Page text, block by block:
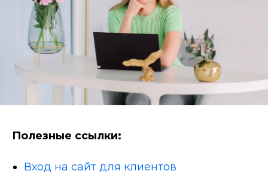
Полезные ссылки:
Вход на сайт для клиентов